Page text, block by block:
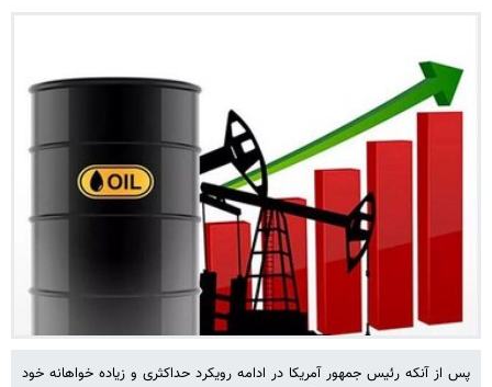
پس از آنکه رئیس‌ جمهور آمریکا در ادامه رویکرد حداکثری و زیاده خواهانه خود